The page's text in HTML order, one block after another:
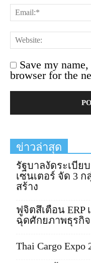
Save my
browser for the
ข่าวล่าสุด
รัฐบาลงัดระเบีย
เซนเตอร์ จัด 3
สร้าง
ฟูจิตสึเตือน ERP
ฉุดศักยภาพธุรกิจ
Thai Cargo Expo